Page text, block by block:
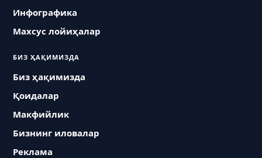
Инфографика
Махсус лойиҳалар
БИЗ ҲАҚИМИЗДА
Биз ҳақимизда
Қоидалар
Макфийлик
Бизнинг иловалар
Реклама